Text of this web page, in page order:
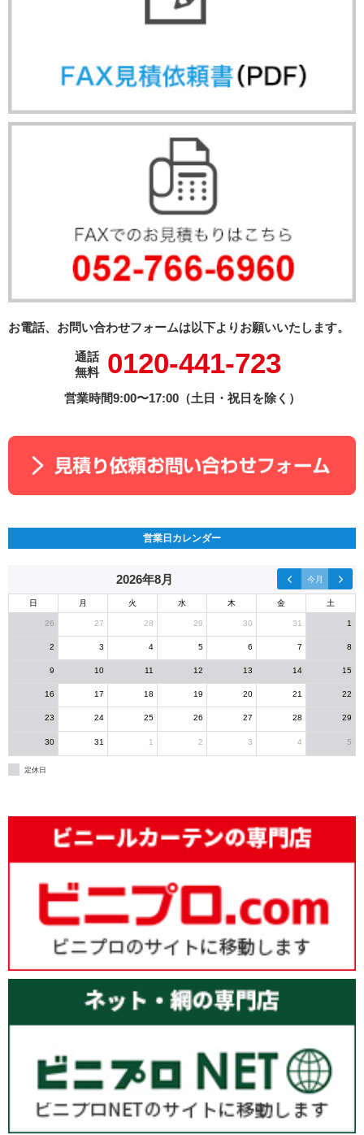
お電話、お問い合わせフォームは以下よりお願いいたします。
通話
無料
0120-441-723
営業時間9:00〜17:00（土日・祝日を除く）
営業日カレンダー
2026年8月 今月
日 月 火 水 木 金 土
26 27 28 29 30 31 1
2 3 4 5 6 7 8
9 10 11 12 13 14 15
16 17 18 19 20 21 22
23 24 25 26 27 28 29
30 31 1 2 3 4 5
定休日